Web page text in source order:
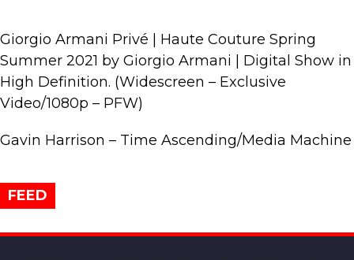
Giorgio Armani Privé | Haute Couture Spring
Summer 2021 by Giorgio Armani | Digital Show in
High Definition. (Widescreen – Exclusive
Video/1080p – PFW)
Gavin Harrison – Time Ascending/Media Machine
FEED